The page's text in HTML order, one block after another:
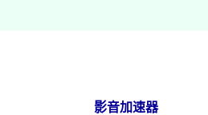
影音加速器